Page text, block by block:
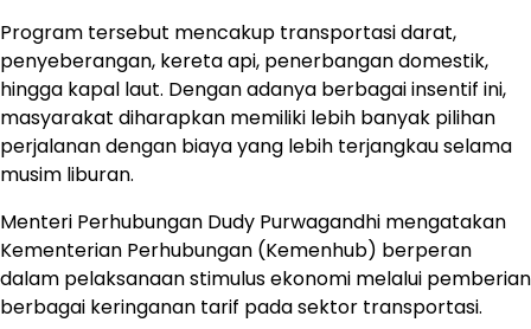
Program tersebut mencakup transportasi darat,
penyeberangan, kereta api, penerbangan domestik,
hingga kapal laut. Dengan adanya berbagai insentif ini,
masyarakat diharapkan memiliki lebih banyak pilihan
perjalanan dengan biaya yang lebih terjangkau selama
musim liburan.
Menteri Perhubungan Dudy Purwagandhi mengatakan
Kementerian Perhubungan (Kemenhub) berperan
dalam pelaksanaan stimulus ekonomi melalui pemberian
berbagai keringanan tarif pada sektor transportasi.